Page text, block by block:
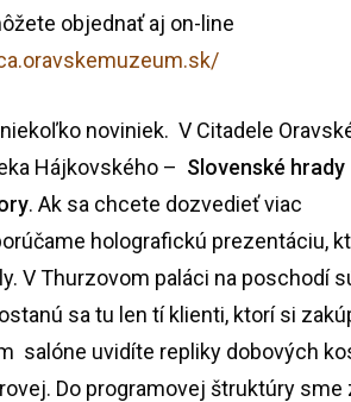
objednať aj on-line
noviniek. V Citadele
Hájkovského – Slovenské hrady
. Ak sa chcete dozvedieť viac
holografickú prezentáciu,
V Thurzovom paláci na poschodí
sa tu len tí klienti, ktorí si
salóne uvidíte repliky dobových
Do programovej štruktúry sme